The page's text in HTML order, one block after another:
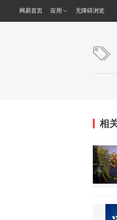
网易首页 应用 无障碍浏览
相